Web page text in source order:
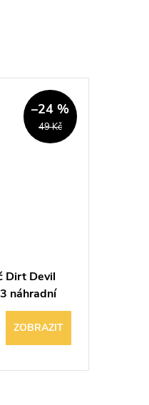
49 Kč
–24 %
Dirt Devil
náhradní
ZOBRAZIT